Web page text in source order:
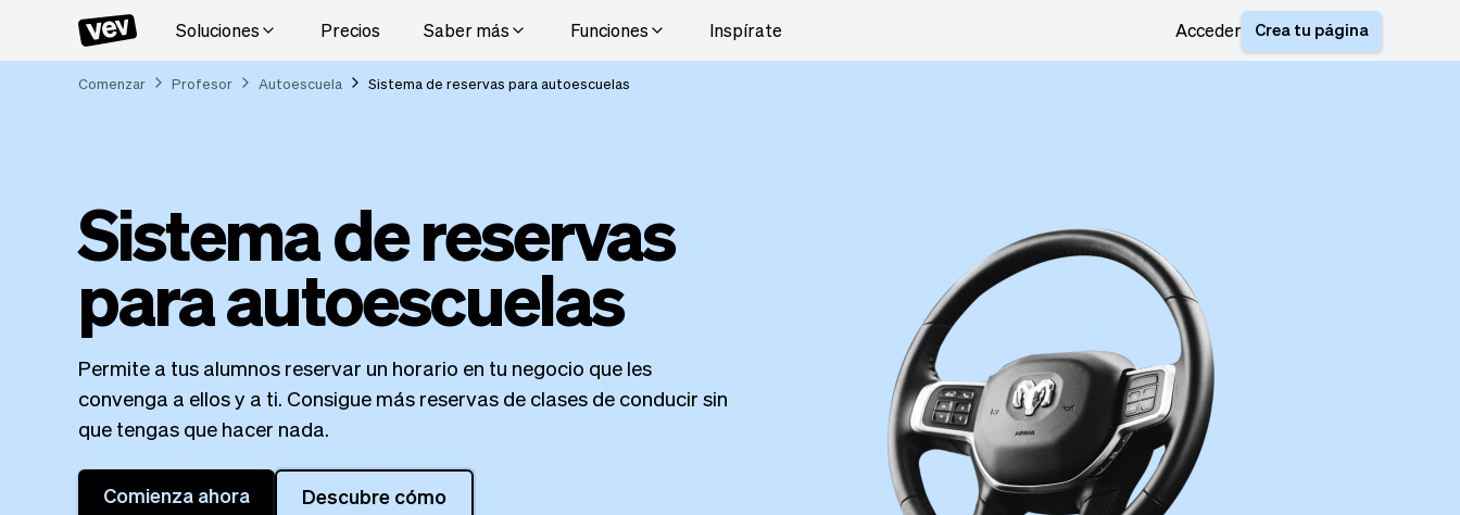
Soluciones Precios Saber más Funciones Inspírate Acceder Crea tu página
Comenzar Profesor Autoescuela Sistema de reservas para autoescuelas
Sistema de reservas
para autoescuelas
Permite a tus alumnos reservar un horario en tu negocio que les
convenga a ellos y a ti. Consigue más reservas de clases de conducir sin
que tengas que hacer nada.
Comienza ahora Descubre cómo